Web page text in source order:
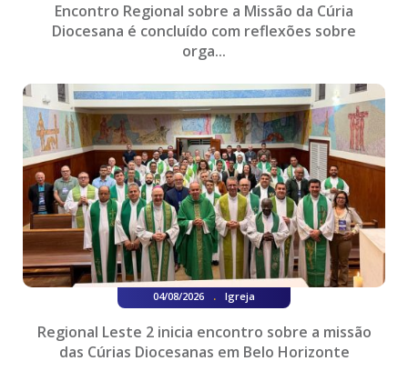
Encontro Regional sobre a Missão da Cúria
Diocesana é concluído com reflexões sobre
orga...
04/08/2026 . Igreja
Regional Leste 2 inicia encontro sobre a missão
das Cúrias Diocesanas em Belo Horizonte